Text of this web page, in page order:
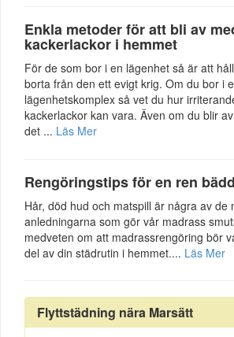
Enkla metoder för att bli av
kackerlackor i hemmet
För de som bor i en lägenhet så är att
borta från den ett evigt krig. Om du bor i
lägenhetskomplex så vet du hur
kackerlackor kan vara. Även om du blir
det ... Läs Mer
Rengöringstips för en ren
Hår, död hud och matspill är några av de
anledningarna som gör vår madrass
medveten om att madrassrengöring bör
del av din städrutin i hemmet.... Läs Mer
Flyttstädning nära Marsätt